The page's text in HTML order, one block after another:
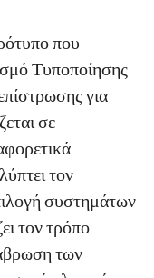
που
Τυποποίησης
για
σε
τον
συστημάτων
τον τρόπο
των